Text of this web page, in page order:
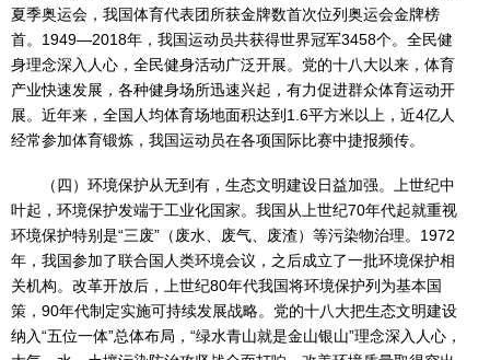
夏季奥运会，我国体育代表团所获金牌数首次位列奥运会金牌榜
首。1949—2018年，我国运动员共获得世界冠军3458个。全民健
身理念深入人心，全民健身活动广泛开展。党的十八大以来，体育
产业快速发展，各种健身场所迅速兴起，有力促进群众体育运动开
展。近年来，全国人均体育场地面积达到1.6平方米以上，近4亿人
经常参加体育锻炼，我国运动员在各项国际比赛中捷报频传。
（四）环境保护从无到有，生态文明建设日益加强。上世纪中
叶起，环境保护发端于工业化国家。我国从上世纪70年代起就重视
环境保护特别是“三废”（废水、废气、废渣）等污染物治理。1972
年，我国参加了联合国人类环境会议，之后成立了一批环境保护相
关机构。改革开放后，上世纪80年代我国将环境保护列为基本国
策，90年代制定实施可持续发展战略。党的十八大把生态文明建设
纳入“五位一体”总体布局，“绿水青山就是金山银山”理念深入人心，